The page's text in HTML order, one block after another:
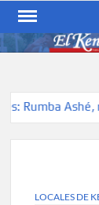
Skip
content
Ashé,
LOCALES DE